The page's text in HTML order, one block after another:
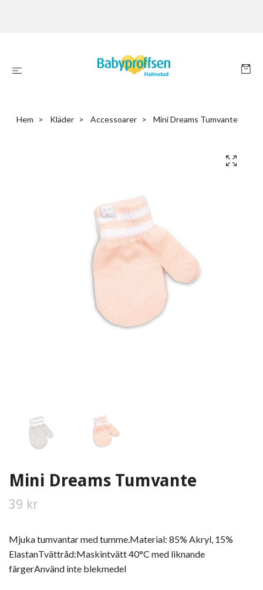
Hem Kläder Accessoarer Mini Dreams Tumvante
Mini Dreams Tumvante
39 kr
Mjuka tumvantar med tumme.Material: 85% Akryl, 15%
ElastanTvättråd:Maskintvätt 40°C med liknande
färgerAnvänd inte blekmedel